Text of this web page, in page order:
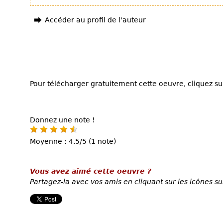
Accéder au profil de l'auteur
Pour télécharger gratuitement cette oeuvre, cliquez
Donnez une note !
Moyenne : 4.5/5 (1 note)
Vous avez aimé cette oeuvre ?
Partagez-la avec vos amis en cliquant sur les icônes